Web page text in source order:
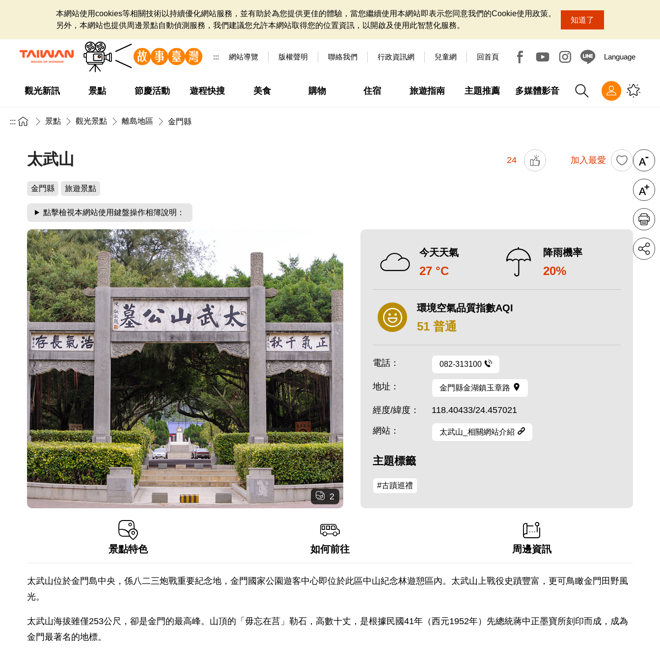
本網站使用cookies等相關技術以持續優化網站服務，並有助於為您提供更佳的體驗，當您繼續使用本網站即表示您同意我們的Cookie使用政策。
另外，本網站也提供周邊景點自動偵測服務，我們建議您允許本網站取得您的位置資訊，以開啟及使用此智慧化服務。
知道了
::: 網站導覽 版權聲明 聯絡我們 行政資訊網 兒童網 回首頁 Language
觀光新訊 景點 節慶活動 遊程快搜 美食 購物 住宿 旅遊指南 主題推薦 多媒體影音
::: 景點 觀光景點 離島地區 金門縣
太武山 24 加入最愛
金門縣 旅遊景點
點擊檢視本網站使用鍵盤操作相簿說明：
2
今天天氣
27 °C
降雨機率
20%
環境空氣品質指數AQI
51 普通
電話： 082-313100
地址： 金門縣金湖鎮玉章路
經度/緯度： 118.40433/24.457021
網站： 太武山_相關網站介紹
主題標籤
#古蹟巡禮
景點特色 如何前往 周邊資訊
太武山位於金門島中央，係八二三炮戰重要紀念地，金門國家公園遊客中心即位於此區中山紀念林遊憩區內。太武山上戰役史蹟豐富，更可鳥瞰金門田野風
光。
太武山海拔雖僅253公尺，卻是金門的最高峰。山頂的「毋忘在莒」勒石，高數十丈，是根據民國41年（西元1952年）先總統蔣中正墨寶所刻印而成，成為
金門最著名的地標。